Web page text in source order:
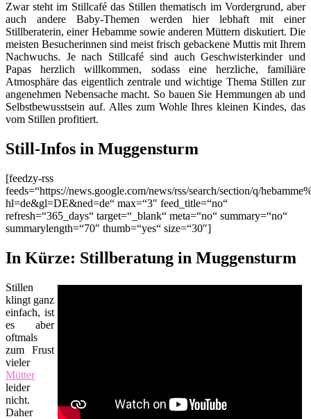
Zwar steht im Stillcafé das Stillen thematisch im Vordergrund, aber
auch andere Baby-Themen werden hier lebhaft mit einer
Stillberaterin, einer Hebamme sowie anderen Müttern diskutiert. Die
meisten Besucherinnen sind meist frisch gebackene Muttis mit Ihrem
Nachwuchs. Je nach Stillcafé sind auch Geschwisterkinder und
Papas herzlich willkommen, sodass eine herzliche, familiäre
Atmosphäre das eigentlich zentrale und wichtige Thema Stillen zur
angenehmen Nebensache macht. So bauen Sie Hemmungen ab und
Selbstbewusstsein auf. Alles zum Wohle Ihres kleinen Kindes, das
vom Stillen profitiert.
Still-Infos in Muggensturm
[feedzy-rss
feeds=“https://news.google.com/news/rss/search/section/q/
hl=de&gl=DE&ned=de“ max=“3″ feed_title=“no“
refresh=“365_days“ target=“_blank“ meta=“no“ summary=“no“
summarylength=“70″ thumb=“yes“ size=“30″]
In Kürze: Stillberatung in Muggensturm
Stillen
klingt ganz
einfach, ist
es aber
oftmals
zum Frust
vieler
Mütter
leider
nicht.
Daher